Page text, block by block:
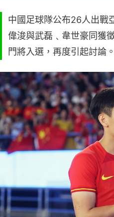
中國足球隊公布26人出戰
偉浚與武磊﹑韋世豪同獲
門將入選，再度引起討論。